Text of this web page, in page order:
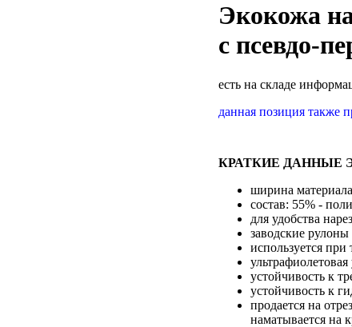
Экокожа
с псевдо-
есть на складе
данная позиция также
КРАТКИЕ ДАННЫЕ
ширина
состав: 55% -
для удобства
заводские
используется при
устойчивость к
устойчивость к
продается на
наматывается на